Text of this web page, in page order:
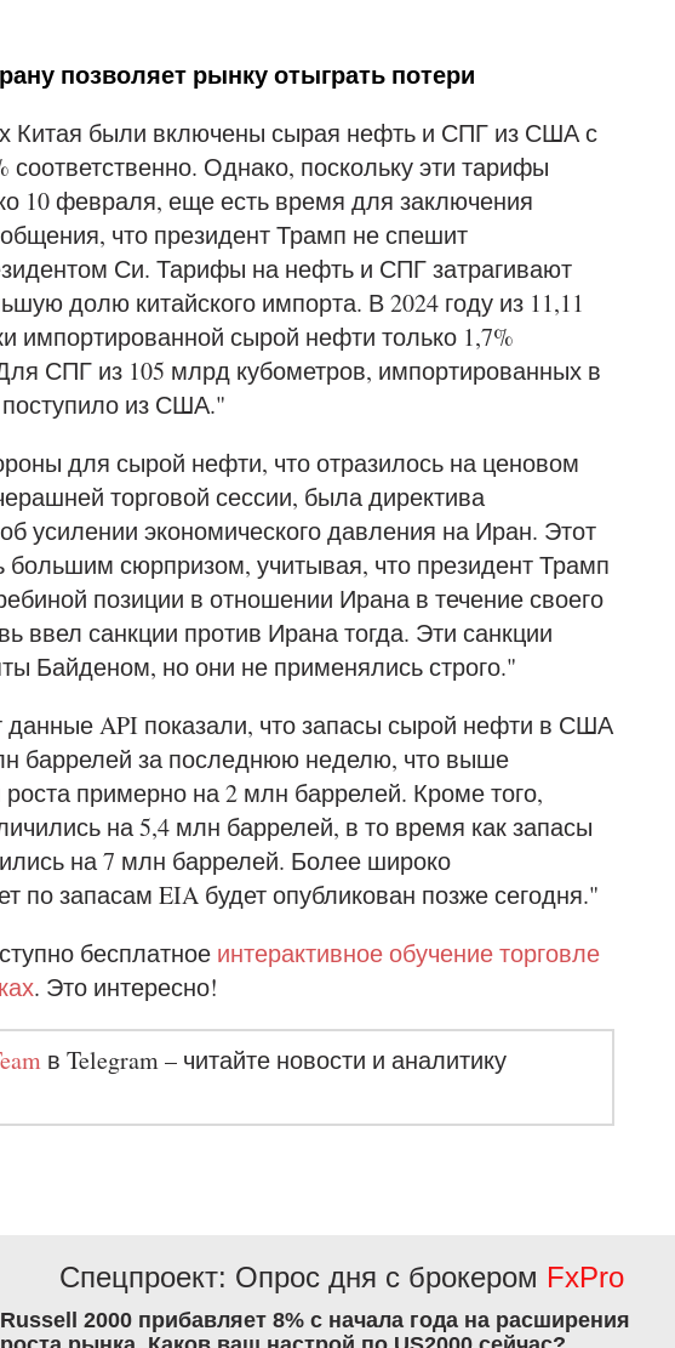
позволяет рынку отыграть потери
Китая были включены сырая нефть и СПГ из США с
соответственно. Однако, поскольку эти тарифы
10 февраля, еще есть время для заключения
что президент Трамп не спешит
Си. Тарифы на нефть и СПГ затрагивают
долю китайского импорта. В 2024 году из 11,11
импортированной сырой нефти только 1,7%
СПГ из 105 млрд кубометров, импортированных в
из США."
для сырой нефти, что отразилось на ценовом
торговой сессии, была директива
усилении экономического давления на Иран. Этот
большим сюрпризом, учитывая, что президент Трамп
позиции в отношении Ирана в течение своего
ввел санкции против Ирана тогда. Эти санкции
Байденом, но они не применялись строго."
данные API показали, что запасы сырой нефти в США
баррелей за последнюю неделю, что выше
примерно на 2 млн баррелей. Кроме того,
на 5,4 млн баррелей, в то время как запасы
на 7 млн баррелей. Более широко
по запасам EIA будет опубликован позже сегодня."
бесплатное интерактивное обучение торговле
. Это интересно!
в Telegram – читайте новости и аналитику
Спецпроект: Опрос дня с брокером FxPro
Russell 2000 прибавляет 8% с начала года на расширения